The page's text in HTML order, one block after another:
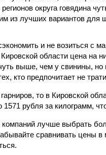
округа говядина
из лучших вариантов для
и не возиться с
области цена на
выше, чем у свинины,
кто предпочитает не
гарниров, то в Кировской
1571 рубля за килограмм,
лучше выбрать
сравнивать цены